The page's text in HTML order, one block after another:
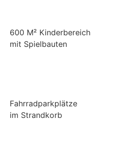
600 M² Kinderbereich
mit Spielbauten
Fahrradparkplätze
im Strandkorb